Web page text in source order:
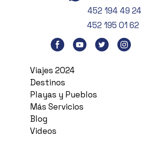
452 194 49 24
452 195 01 62
Viajes 2024
Destinos
Playas y Pueblos
Más Servicios
Blog
Videos